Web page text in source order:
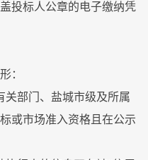
投标人公章的电子缴纳凭
：
关部门、盐城市级及所属
或市场准入资格且在公示